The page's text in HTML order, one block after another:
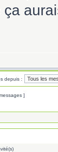
ça
depuis :
]